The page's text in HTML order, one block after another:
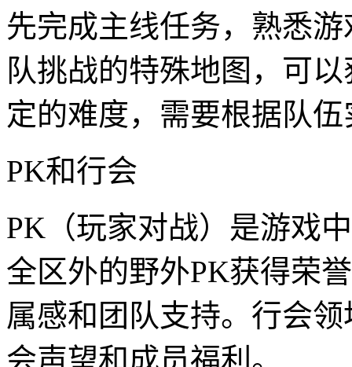
先完成主线任务，熟悉
队挑战的特殊地图，可
定的难度，需要根据队
PK和行会
PK（玩家对战）是游戏
全区外的野外PK获得荣
属感和团队支持。行会
会声望和成员福利。